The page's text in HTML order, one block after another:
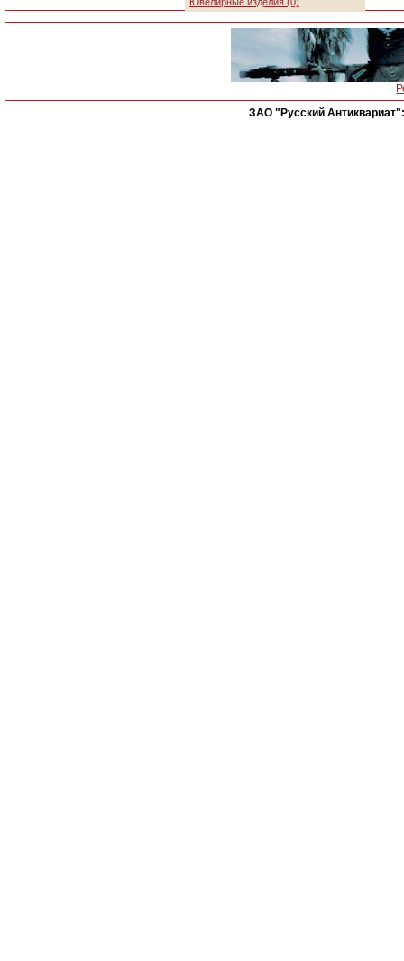
ЗАО "Русский Антиквариат":